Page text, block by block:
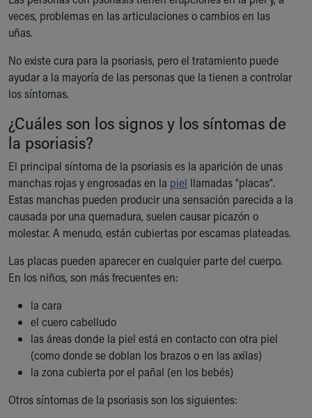
Ronald McDonald House Care Mobile
Health Centers
Financial Services
Price Estimates
Family Supports
New Parents
Find a Pediatrics Location
Find a Pediatrician
MyChart
Make an Appointment
Breastfeeding Medicine
Child Passenger Safety
Safe Sleep for Babies
Safe Sleep
About Akron Children's Pediatrics
Building a Brighter Future
Our Mission, Vision, Promise
Calendar of Events
Community Mission
Connect With Us
Our Culture of Caring
veces, problemas en las articulaciones o cambios en las
uñas.
No existe cura para la psoriasis, pero el tratamiento puede
ayudar a la mayoría de las personas que la tienen a controlar
los síntomas.
¿Cuáles son los signos y los síntomas de
la psoriasis?
El principal síntoma de la psoriasis es la aparición de unas
manchas rojas y engrosadas en la piel llamadas "placas".
Estas manchas pueden producir una sensación parecida a la
causada por una quemadura, suelen causar picazón o
molestar. A menudo, están cubiertas por escamas plateadas.
Las placas pueden aparecer en cualquier parte del cuerpo.
En los niños, son más frecuentes en:
la cara
el cuero cabelludo
las áreas donde la piel está en contacto con otra piel
(como donde se doblan los brazos o en las axilas)
la zona cubierta por el pañal (en los bebés)
Otros síntomas de la psoriasis son los siguientes: